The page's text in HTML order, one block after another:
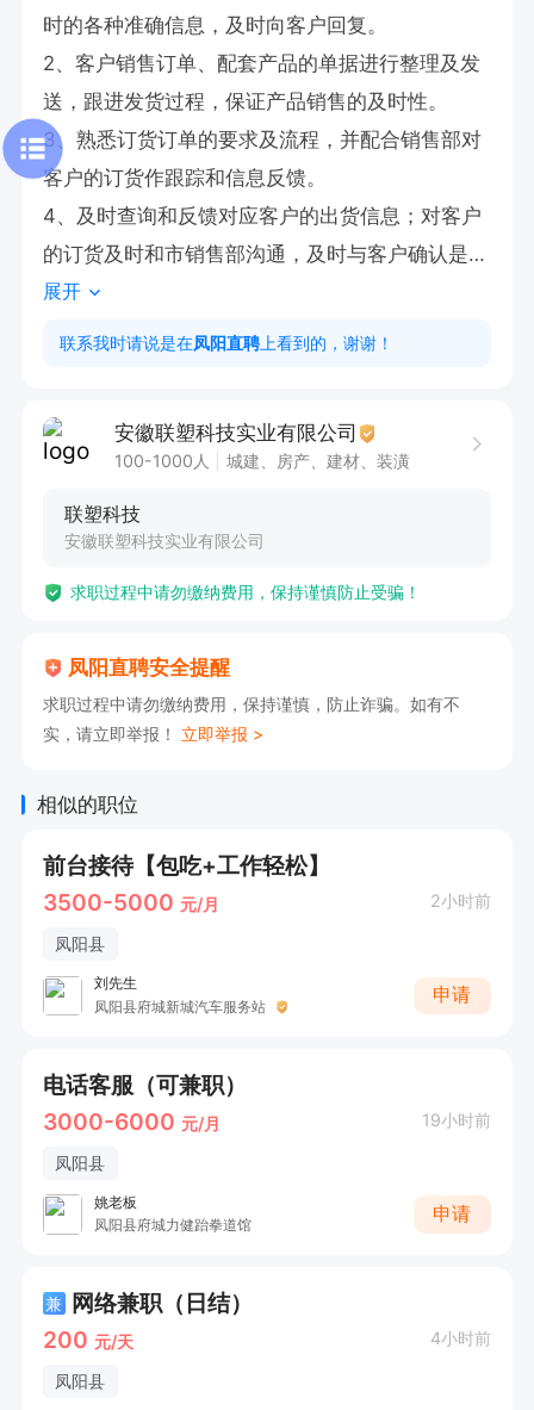
时的各种准确信息，及时向客户回复。
2、客户销售订单、配套产品的单据进行整理及发
送，跟进发货过程，保证产品销售的及时性。
3、熟悉订货订单的要求及流程，并配合销售部对
客户的订货作跟踪和信息反馈。
4、及时查询和反馈对应客户的出货信息；对客户
的订货及时和市销售部沟通，及时与客户确认是否
接单，以及交货期跟进等事项，保证内外部沟通顺
畅。
6、按客户申领资料规定，及时跟进和跟车登记；
以便核查、跟进。
查、提交以及跟踪反馈，及时跟进客户退货需求。
客户投诉及时传递给相关部门跟踪反馈及记录汇
总，保证客户反馈信息及时处理。
9、跟进客户所有发货信息，保证客户在系统上48
展开
联系我时请说是在凤阳直聘 上看到的，谢谢！
安徽联塑科技实业有限公司
100-1000人 城建、房产、建材、装潢
联塑科技
安徽联塑科技实业有限公司
求职过程中请勿缴纳费用，保持谨慎防止受骗！
凤阳直聘安全提醒
求职过程中请勿缴纳费用，保持谨慎，防止诈骗。如有不
实，请立即举报！ 立即举报 >
相似的职位
前台接待【包吃+工作轻松】
3500-5000 元/月 2小时前
凤阳县
刘先生
凤阳县府城新城汽车服务站
申请
电话客服（可兼职）
3000-6000 元/月 19小时前
凤阳县
姚老板
凤阳县府城力健跆拳道馆
申请
兼 网络兼职（日结）
200 元/天 4小时前
凤阳县